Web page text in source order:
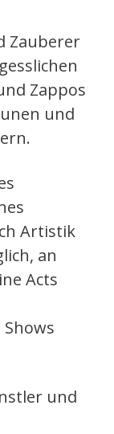
Zauberer
Zappos
und
Artistik
an
Acts
und